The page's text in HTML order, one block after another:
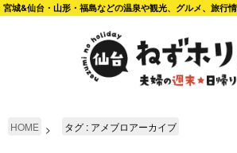
宮城&仙台・山形・福島などの温泉や観光、グルメ、旅行
HOME タグ : アメブロアーカイブ